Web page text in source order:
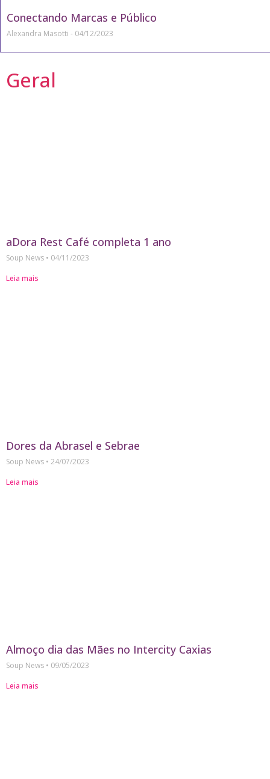
Conectando Marcas e Público
Alexandra Masotti 04/12/2023
Geral
aDora Rest Café completa 1 ano
Soup News
04/11/2023
Leia mais
Dores da Abrasel e Sebrae
Soup News
24/07/2023
Leia mais
Almoço dia das Mães no Intercity Caxias
Soup News
09/05/2023
Leia mais